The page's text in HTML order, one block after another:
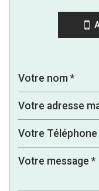
Cinéma
École primaire
Enseignement
Lycée
Bibliothèque